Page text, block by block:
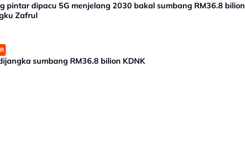
pintar dipacu 5G menjelang 2030 bakal sumbang RM36.8 bilion
Zafrul
sumbang RM36.8 bilion KDNK